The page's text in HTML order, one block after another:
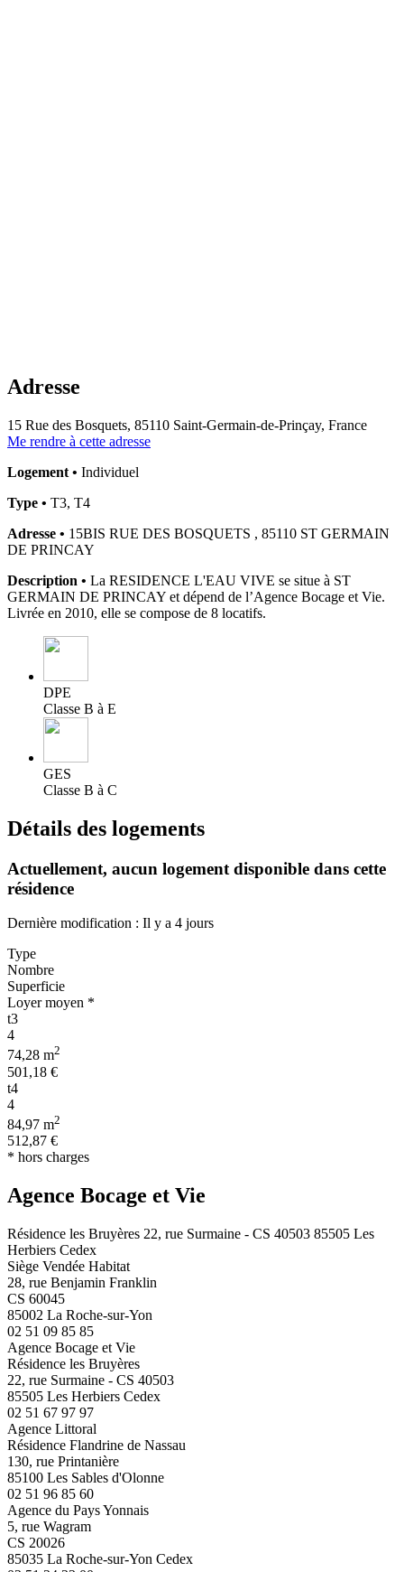
Adresse
15 Rue des Bosquets, 85110 Saint-Germain-de-Prinçay, France
Me rendre à cette adresse
Logement • Individuel
Type • T3, T4
Adresse • 15BIS RUE DES BOSQUETS , 85110 ST GERMAIN
DE PRINCAY
Description • La RESIDENCE L'EAU VIVE se situe à ST
GERMAIN DE PRINCAY et dépend de l’Agence Bocage et Vie.
Livrée en 2010, elle se compose de 8 locatifs.
DPE
Classe B à E
GES
Classe B à C
Détails des logements
Actuellement, aucun logement disponible dans cette
résidence
Dernière modification : Il y a 4 jours
Type
Nombre
Superficie
Loyer moyen *
t3
4
74,28 m2
501,18 €
t4
4
84,97 m2
512,87 €
* hors charges
Agence Bocage et Vie
Résidence les Bruyères 22, rue Surmaine - CS 40503 85505 Les
Herbiers Cedex
Siège Vendée Habitat
28, rue Benjamin Franklin
CS 60045
85002 La Roche-sur-Yon
02 51 09 85 85
Agence Bocage et Vie
Résidence les Bruyères
22, rue Surmaine - CS 40503
85505 Les Herbiers Cedex
02 51 67 97 97
Agence Littoral
Résidence Flandrine de Nassau
130, rue Printanière
85100 Les Sables d'Olonne
02 51 96 85 60
Agence du Pays Yonnais
5, rue Wagram
CS 20026
85035 La Roche-sur-Yon Cedex